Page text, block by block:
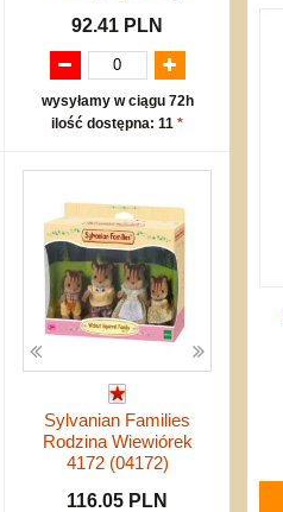
92.41 PLN
wysyłamy w ciągu 72h
ilość dostępna: 11 *
Sylvanian Families
Rodzina Wiewiórek
4172 (04172)
116.05 PLN